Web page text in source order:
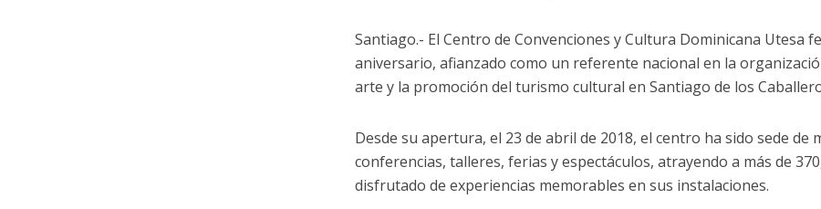
Santiago.- El Centro de Convenciones y Cultura Dominicana Utesa
aniversario, afianzado como un referente nacional en la
arte y la promoción del turismo cultural en Santiago de los
Desde su apertura, el 23 de abril de 2018, el centro ha sido sede de
conferencias, talleres, ferias y espectáculos, atrayendo a más de
disfrutado de experiencias memorables en sus instalaciones.